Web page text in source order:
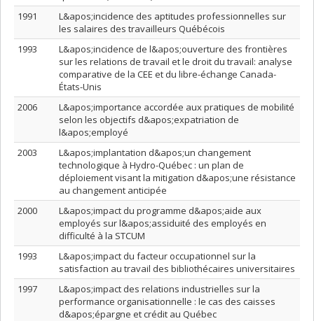
1991
L&apos;incidence des aptitudes professionnelles sur
les salaires des travailleurs Québécois
1993
L&apos;incidence de l&apos;ouverture des frontières
sur les relations de travail et le droit du travail: analyse
comparative de la CEE et du libre-échange Canada-
États-Unis
2006
L&apos;importance accordée aux pratiques de mobilité
selon les objectifs d&apos;expatriation de
l&apos;employé
2003
L&apos;implantation d&apos;un changement
technologique à Hydro-Québec : un plan de
déploiement visant la mitigation d&apos;une résistance
au changement anticipée
2000
L&apos;impact du programme d&apos;aide aux
employés sur l&apos;assiduité des employés en
difficulté à la STCUM
1993
L&apos;impact du facteur occupationnel sur la
satisfaction au travail des bibliothécaires universitaires
1997
L&apos;impact des relations industrielles sur la
performance organisationnelle : le cas des caisses
d&apos;épargne et crédit au Québec